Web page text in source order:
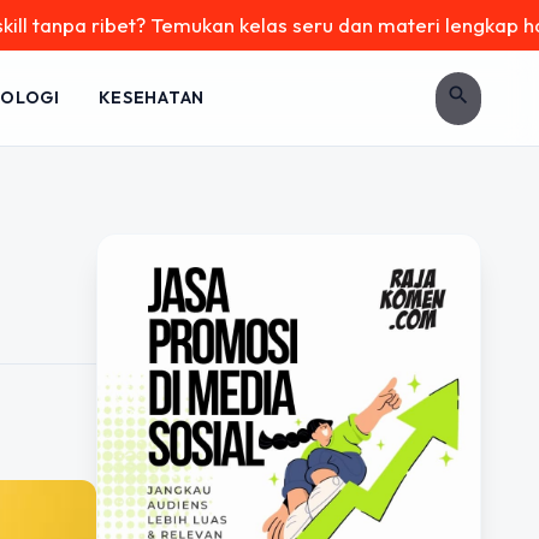
ribet? Temukan kelas seru dan materi lengkap
KESEHATAN search